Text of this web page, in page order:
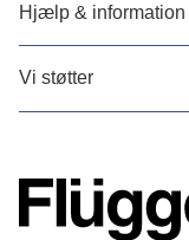
Hjælp & information
Vi støtter